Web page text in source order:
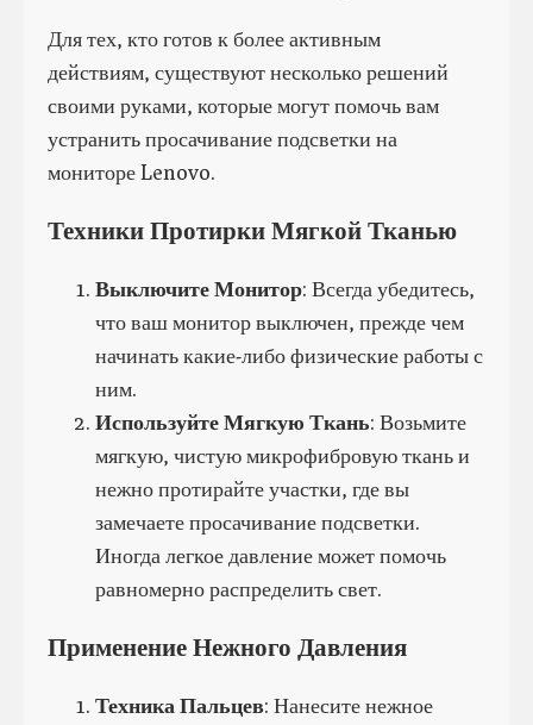
Для тех, кто готов к более активным
действиям, существуют несколько решений
своими руками, которые могут помочь вам
устранить просачивание подсветки на
мониторе Lenovo.
Техники Протирки Мягкой Тканью
Выключите Монитор: Всегда убедитесь,
что ваш монитор выключен, прежде чем
начинать какие-либо физические работы с
ним.
Используйте Мягкую Ткань: Возьмите
мягкую, чистую микрофибровую ткань и
нежно протирайте участки, где вы
замечаете просачивание подсветки.
Иногда легкое давление может помочь
равномерно распределить свет.
Применение Нежного Давления
Техника Пальцев: Нанесите нежное